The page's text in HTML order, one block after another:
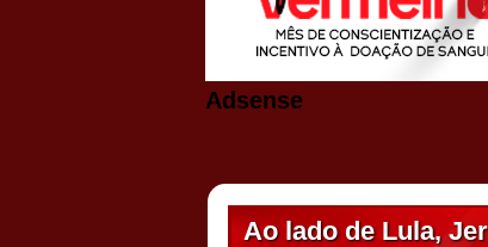
Adsense
Ao lado de Lula,